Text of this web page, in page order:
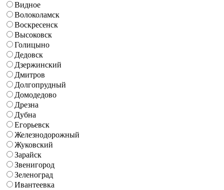
Видное
Волоколамск
Воскресенск
Высоковск
Голицыно
Дедовск
Дзержинский
Дмитров
Долгопрудный
Домодедово
Дрезна
Дубна
Егорьевск
Железнодорожный
Жуковский
Зарайск
Звенигород
Зеленоград
Ивантеевка